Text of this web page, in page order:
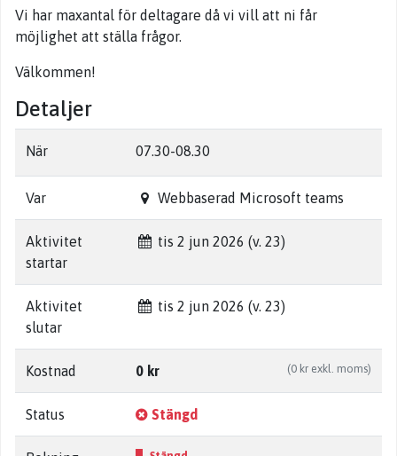
Vi har maxantal för deltagare då vi vill att ni får
möjlighet att ställa frågor.
Välkommen!
Detaljer
När 07.30-08.30
Var Webbaserad Microsoft teams
Aktivitet
startar
tis 2 jun 2026 (v. 23)
Aktivitet
slutar
tis 2 jun 2026 (v. 23)
Kostnad 0 kr (0 kr exkl. moms)
Status Stängd